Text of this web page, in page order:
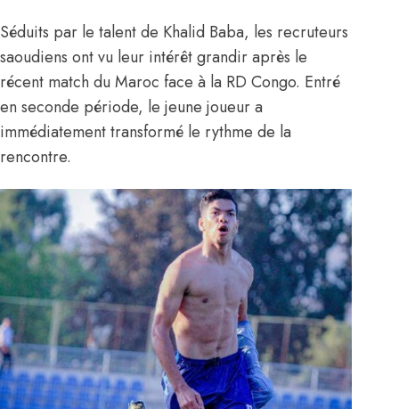
Séduits par le talent de Khalid Baba, les recruteurs
saoudiens ont vu leur intérêt grandir après le
récent match du Maroc face à la RD Congo. Entré
en seconde période, le jeune joueur a
immédiatement transformé le rythme de la
rencontre.